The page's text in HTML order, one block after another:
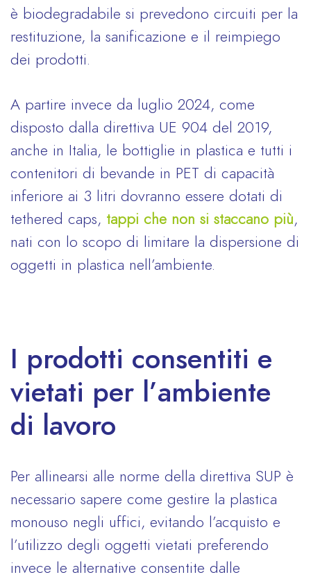
è biodegradabile si prevedono circuiti per la
restituzione, la sanificazione e il reimpiego
dei prodotti.
A partire invece da luglio 2024, come
disposto dalla direttiva UE 904 del 2019,
anche in Italia, le bottiglie in plastica e tutti i
contenitori di bevande in PET di capacità
inferiore ai 3 litri dovranno essere dotati di
tethered caps, tappi che non si staccano più,
nati con lo scopo di limitare la dispersione di
oggetti in plastica nell’ambiente.
I prodotti consentiti e
vietati per l’ambiente
di lavoro
Per allinearsi alle norme della direttiva SUP è
necessario sapere come gestire la plastica
monouso negli uffici, evitando l’acquisto e
l’utilizzo degli oggetti vietati preferendo
invece le alternative consentite dalle